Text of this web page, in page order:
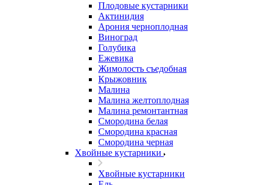
Плодовые кустарники
Актинидия
Арония черноплодная
Виноград
Голубика
Ежевика
Жимолость съедобная
Крыжовник
Малина
Малина желтоплодная
Малина ремонтантная
Смородина белая
Смородина красная
Смородина черная
Хвойные кустарники
Хвойные кустарники